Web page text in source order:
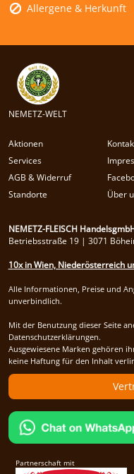
Allergene & Herkunft
NEMETZ-WELT
Aktionen
Services
AGB & Widerruf
Standorte
Über
NEMETZ-FLEISCH
Betriebsstraße 19 | 3071
10x in Wien, Niederösterreich
Alle Informationen, Preise und
unverbindlich.
Mit der Benutzung dieser Seite
Datenschutzerklärungen.
Ausgewiesene Marken gehören
keine Haftung für den Inhalt
Partnerschaft mit